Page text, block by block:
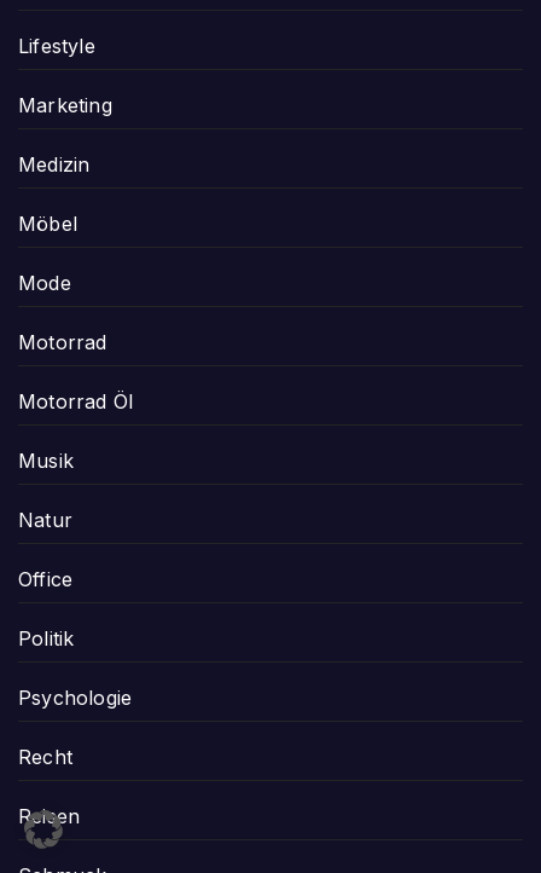
Lifestyle
Marketing
Medizin
Möbel
Mode
Motorrad
Motorrad Öl
Musik
Natur
Office
Politik
Psychologie
Recht
Reisen